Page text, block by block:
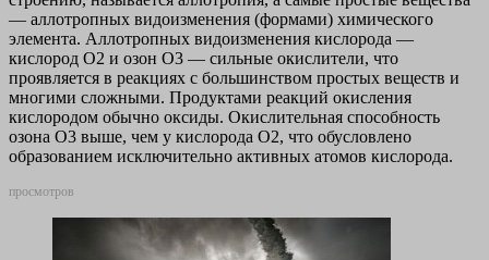
— аллотропных видоизменения (формами) химического
элемента. Аллотропных видоизменения кислорода —
кислород О2 и озон О3 — сильные окислители, что
проявляется в реакциях с большинством простых веществ и
многими сложными. Продуктами реакций окисления
кислородом обычно оксиды. Окислительная способность
озона О3 выше, чем у кислорода О2, что обусловлено
образованием исключительно активных атомов кислорода.
просмотров